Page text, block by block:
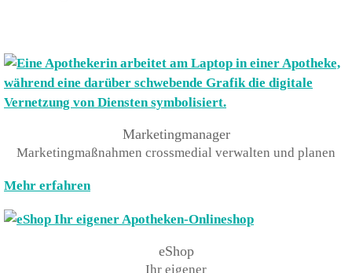
Marketingmanager
Marketingmaßnahmen crossmedial verwalten und planen
Mehr erfahren
eShop
Ihr eigener